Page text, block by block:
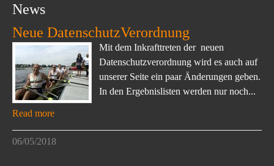
News
Neue DatenschutzVerordnung
Mit dem Inkrafttreten der neuen
Datenschutzverordnung wird es auch auf
unserer Seite ein paar Änderungen geben.
In den Ergebnislisten werden nur noch...
Read more
06/05/2018